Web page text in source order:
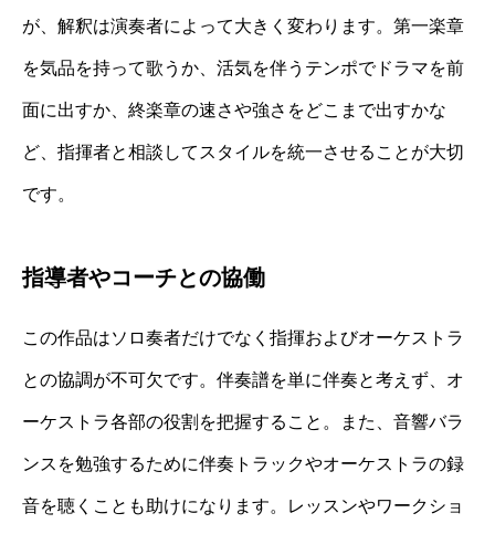
が、解釈は演奏者によって大きく変わります。第一楽章
を気品を持って歌うか、活気を伴うテンポでドラマを前
面に出すか、終楽章の速さや強さをどこまで出すかな
ど、指揮者と相談してスタイルを統一させることが大切
です。
指導者やコーチとの協働
この作品はソロ奏者だけでなく指揮およびオーケストラ
との協調が不可欠です。伴奏譜を単に伴奏と考えず、オ
ーケストラ各部の役割を把握すること。また、音響バラ
ンスを勉強するために伴奏トラックやオーケストラの録
音を聴くことも助けになります。レッスンやワークショ